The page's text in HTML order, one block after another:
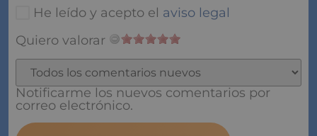
He leído y acepto el aviso legal
Quiero valorar
Notificarme los nuevos comentarios por
correo electrónico.